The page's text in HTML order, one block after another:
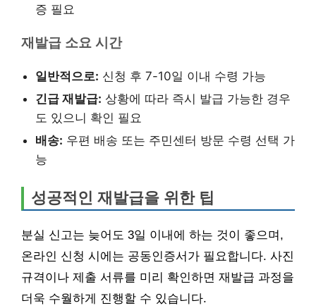
증 필요
재발급 소요 시간
일반적으로: 신청 후 7-10일 이내 수령 가능
긴급 재발급: 상황에 따라 즉시 발급 가능한 경우
도 있으니 확인 필요
배송: 우편 배송 또는 주민센터 방문 수령 선택 가
능
성공적인 재발급을 위한 팁
분실 신고는 늦어도 3일 이내에 하는 것이 좋으며,
온라인 신청 시에는 공동인증서가 필요합니다. 사진
규격이나 제출 서류를 미리 확인하면 재발급 과정을
더욱 수월하게 진행할 수 있습니다.